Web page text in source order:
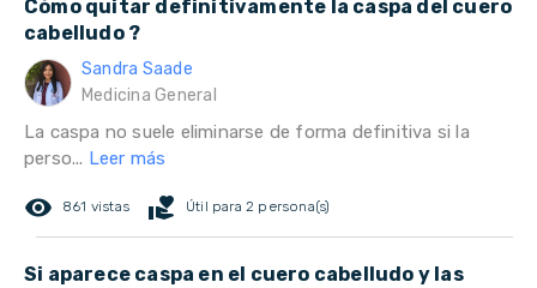
Cómo quitar definitivamente la caspa del cuero
cabelludo ?
Sandra Saade
Medicina General
La caspa no suele eliminarse de forma definitiva si la
perso... Leer más
remove_red_eye 861 vistas volunteer_activism Útil para 2 persona(s)
Si aparece caspa en el cuero cabelludo y las